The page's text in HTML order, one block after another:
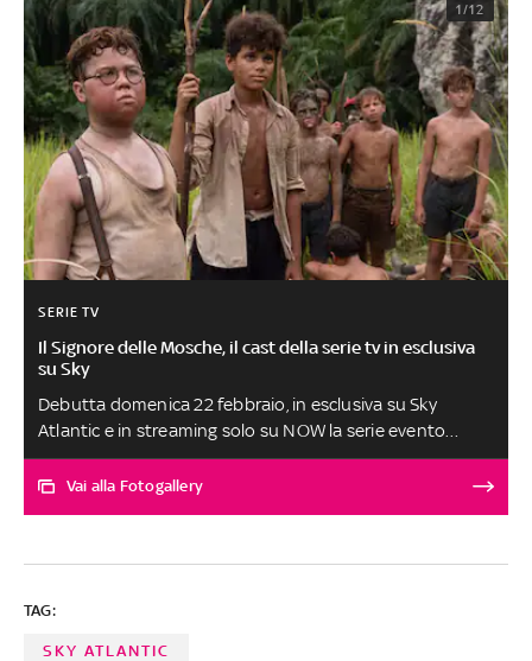
1/12
SERIE TV
Il Signore delle Mosche, il cast della serie tv in esclusiva
su Sky
Debutta domenica 22 febbraio, in esclusiva su Sky
Atlantic e in streaming solo su NOW la serie evento
targata BBC che ripropone sul piccolo schermo la storia
del romanzo capolavoro del premio Nobel William
interpreti principali
Vai alla Fotogallery
TAG:
SKY ATLANTIC